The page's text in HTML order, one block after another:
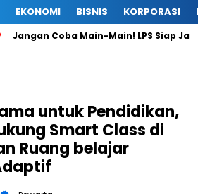
EKONOMI BISNIS KORPORASI
Coba Main-Main! LPS Siap Jadi
untuk Pendidikan,
Smart Class di
Ruang belajar